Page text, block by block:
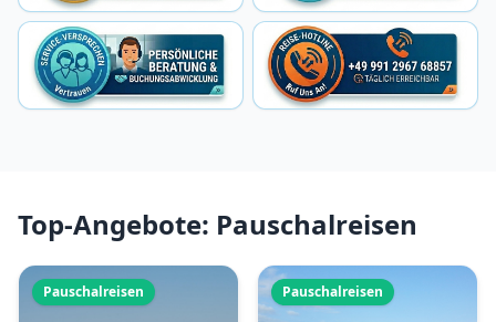
Top-Angebote: Pauschalreisen
Pauschalreisen Pauschalreisen